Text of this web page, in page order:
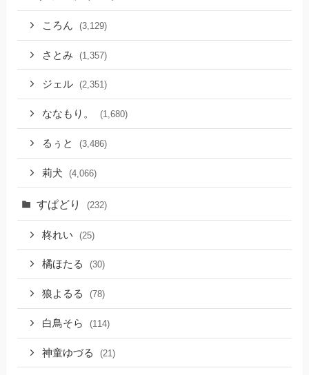
ころん (3,129)
さとみ (1,357)
ジェル (2,351)
ななもり。 (1,680)
るぅと (3,486)
莉犬 (4,066)
すぱどり (232)
柊れい (25)
橘ほたる (30)
狼よるる (78)
白鳥そら (114)
神童ゆづる (21)